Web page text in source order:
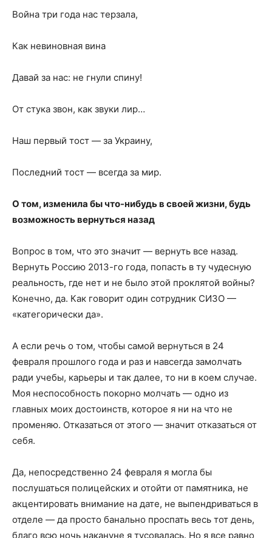
Война три года нас терзала,
Как невиновная вина
Давай за нас: не гнули спину!
От стука звон, как звуки лир…
Наш первый тост — за Украину,
Последний тост — всегда за мир.
О том, изменила бы что-нибудь в своей жизни, будь
возможность вернуться назад
Вопрос в том, что это значит — вернуть все назад.
Вернуть Россию 2013-го года, попасть в ту чудесную
реальность, где нет и не было этой проклятой войны?
Конечно, да. Как говорит один сотрудник СИЗО —
«категорически да».
А если речь о том, чтобы самой вернуться в 24
февраля прошлого года и раз и навсегда замолчать
ради учебы, карьеры и так далее, то ни в коем случае.
Моя неспособность покорно молчать — одно из
главных моих достоинств, которое я ни на что не
променяю. Отказаться от этого — значит отказаться от
себя.
Да, непосредственно 24 февраля я могла бы
послушаться полицейских и отойти от памятника, не
акцентировать внимание на дате, не выпендриваться в
отделе — да просто банально проспать весь тот день,
благо всю ночь накануне я тусовалась. Но я все равно